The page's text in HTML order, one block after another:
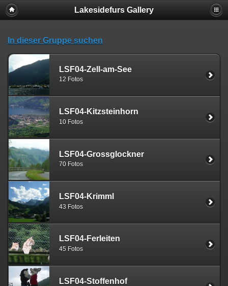
Lakesidefurs Gallery
In dieser Gruppe suchen
LSF04-Zell-am-See
12 Fotos
LSF04-Kitzsteinhorn
10 Fotos
LSF04-Grossglockner
70 Fotos
LSF04-Krimml
43 Fotos
LSF04-Ferleiten
45 Fotos
LSF04-Stoffenhof